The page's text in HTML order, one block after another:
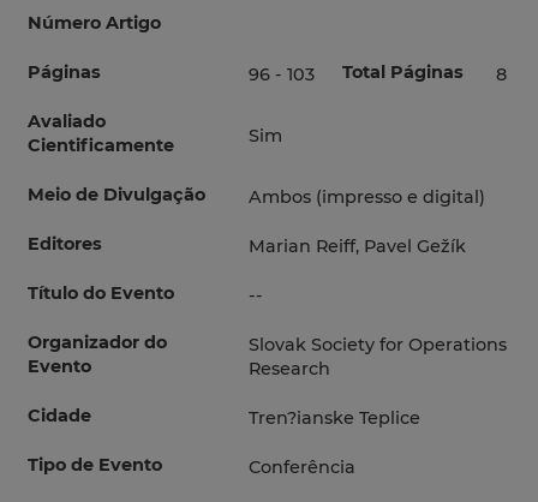
Número Artigo
Páginas 96 - 103 Total Páginas 8
Avaliado
Cientificamente
Sim
Meio de Divulgação Ambos (impresso e digital)
Editores Marian Reiff, Pavel Gežík
Título do Evento --
Organizador do
Evento
Slovak Society for Operations
Research
Cidade Tren?ianske Teplice
Tipo de Evento Conferência